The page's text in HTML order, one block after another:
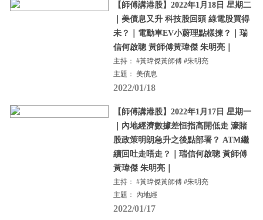
【師傅講港股】2022年1月18日 星期二
｜美債息又升 科技股回頭 綠電股買得
未？｜電動車EV小蔚理點樣揀？｜瑞
信何啟聰 黃師傅黃瑋傑 朱明亮｜
主持： #黃瑋傑黃師傅 #朱明亮
主題： 美債息
2022/01/18
【師傅講港股】2022年1月17日 星期一
｜內地經濟數據差恒指高開低走 濠賭
股政策明朗急升之後點部署？ ATM繼
續回吐走唔走？｜瑞信何啟聰 黃師傅
黃瑋傑 朱明亮｜
主持： #黃瑋傑黃師傅 #朱明亮
主題： 內地經
2022/01/17